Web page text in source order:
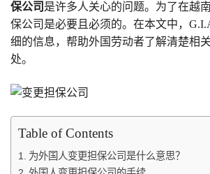
保公司 是许多人关心的问题。为了在越
保公司是必要且必须的。在本文中，
细的信息，帮助外国劳动者了解清楚相
处。
Table of Contents
为外国人变更担保公司是什么意思？